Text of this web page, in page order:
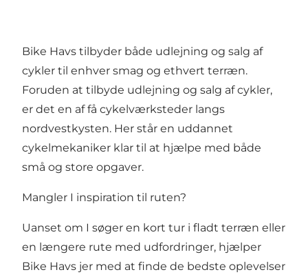
Bike Havs tilbyder både udlejning og salg af
cykler til enhver smag og ethvert terræn.
Foruden at tilbyde udlejning og salg af cykler,
er det en af få cykelværksteder langs
nordvestkysten. Her står en uddannet
cykelmekaniker klar til at hjælpe med både
små og store opgaver.
Mangler I inspiration til ruten?
Uanset om I søger en kort tur i fladt terræn eller
en længere rute med udfordringer, hjælper
Bike Havs jer med at finde de bedste oplevelser